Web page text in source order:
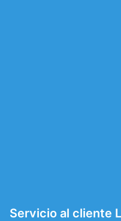
Servicio al cliente